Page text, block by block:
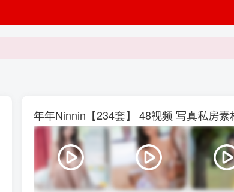
年年Ninnin【234套】 48视频 写真私房素